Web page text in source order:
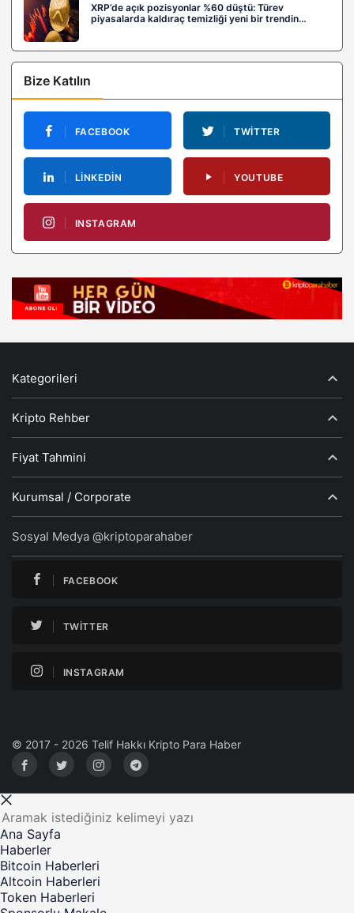
XRP’de açık pozisyonlar %60 düştü: Türev
piyasalarda kaldıraç temizliği yeni bir trendin
Bize Katılın
FACEBOOK TWITTER
LINKEDIN YOUTUBE
INSTAGRAM
Kategorileri
Kripto Rehber
Fiyat Tahmini
Kurumsal / Corporate
Sosyal Medya @kriptoparahaber
FACEBOOK
TWITTER
INSTAGRAM
© 2017 - 2026 Telif Hakkı Kripto Para Haber
Ana Sayfa
Haberler
Bitcoin Haberleri
Altcoin Haberleri
Token Haberleri